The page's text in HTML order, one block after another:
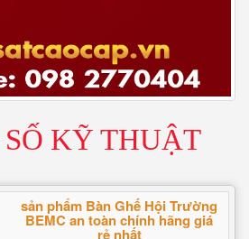
KỸ THUẬT
sản phẩm Bàn Ghế Hội Trường
BEMC an toàn chính hãng giá
rẻ nhất